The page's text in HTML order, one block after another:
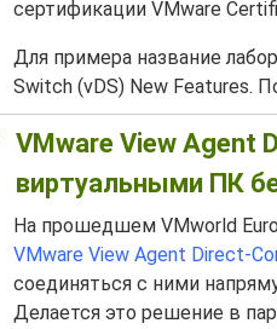
сертификации VMware
Для примера название
Switch (vDS) New Features.
VMware View Agent
виртуальными ПК
На прошедшем VMworld
VMware View Agent Direct-
соединяться с ними
Делается это решение в